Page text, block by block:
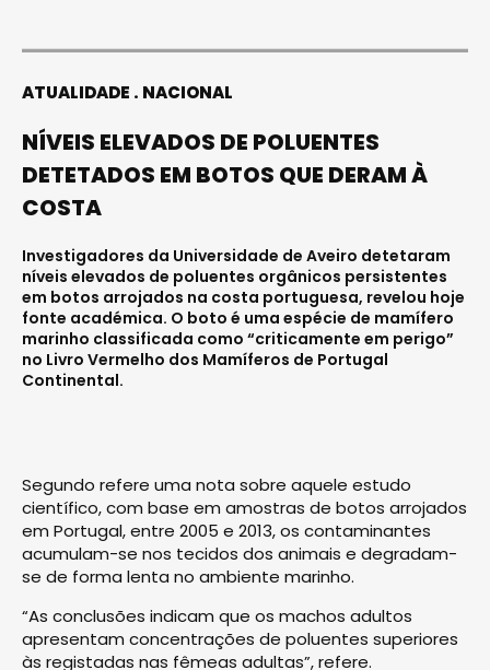
ATUALIDADE NACIONAL
NÍVEIS ELEVADOS DE POLUENTES
DETETADOS EM BOTOS QUE DERAM À
COSTA
Investigadores da Universidade de Aveiro detetaram
níveis elevados de poluentes orgânicos persistentes
em botos arrojados na costa portuguesa, revelou hoje
fonte académica. O boto é uma espécie de mamífero
marinho classificada como “criticamente em perigo”
no Livro Vermelho dos Mamíferos de Portugal
Continental.
Segundo refere uma nota sobre aquele estudo
científico, com base em amostras de botos arrojados
em Portugal, entre 2005 e 2013, os contaminantes
acumulam-se nos tecidos dos animais e degradam-
se de forma lenta no ambiente marinho.
“As conclusões indicam que os machos adultos
apresentam concentrações de poluentes superiores
às registadas nas fêmeas adultas”, refere.